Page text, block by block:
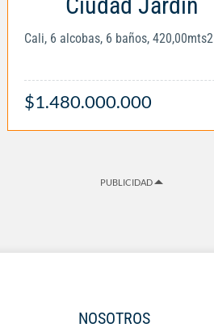
Cali, 6 alcobas, 6 baños, 420,00mts2
$1.480.000.000
PUBLICIDAD
NOSOTROS